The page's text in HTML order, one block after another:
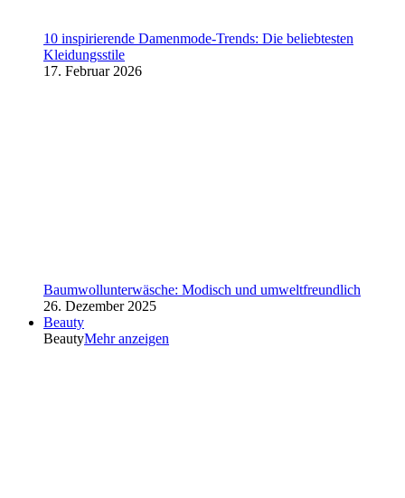
10 inspirierende Damenmode-Trends: Die beliebtesten
Kleidungsstile
17. Februar 2026
Baumwollunterwäsche: Modisch und umweltfreundlich
26. Dezember 2025
Beauty
BeautyMehr anzeigen